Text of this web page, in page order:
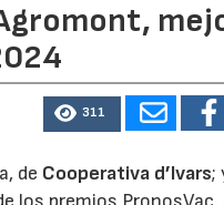
311
de Cooperativa d’Ivars;